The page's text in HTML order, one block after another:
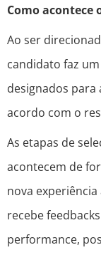
Como acontece
Ao ser
candidato faz
designados para
acordo com o
As etapas de
acontecem de
nova
recebe
performance,